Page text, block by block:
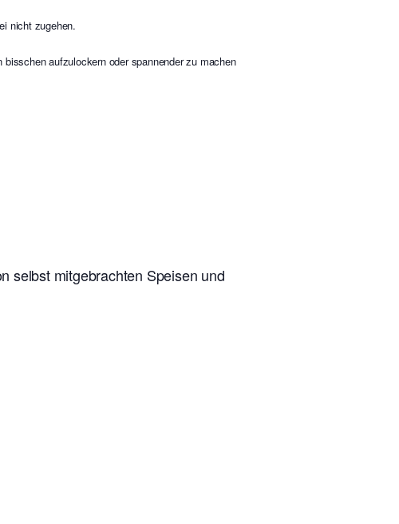
nicht zugehen.
aufzulockern oder spannender zu machen
selbst mitgebrachten Speisen und